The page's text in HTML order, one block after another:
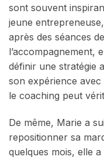
sont souvent
jeune
après des séances
l’accompagnement,
définir une stratégie
son expérience avec
le coaching peut
De même, Marie a
repositionner sa
quelques mois, elle